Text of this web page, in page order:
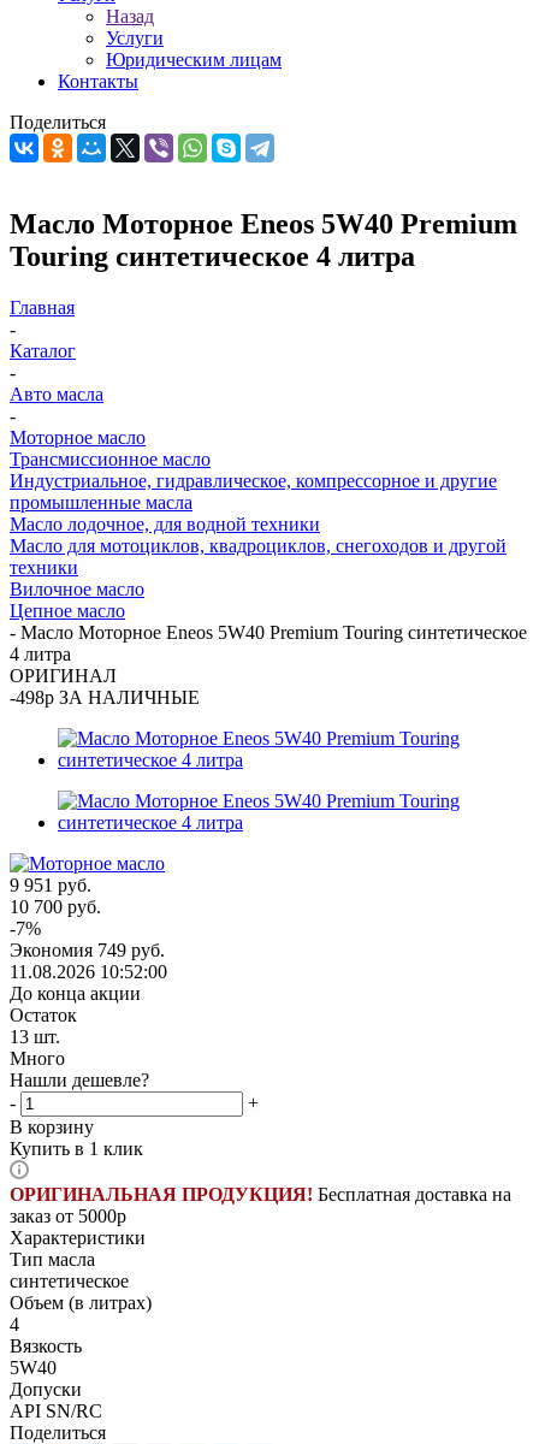
Назад
Услуги
Юридическим лицам
Контакты
Поделиться
Масло Моторное Eneos 5W40 Premium
Touring синтетическое 4 литра
Главная
-
Каталог
-
Авто масла
-
Моторное масло
Трансмиссионное масло
Индустриальное, гидравлическое, компрессорное и другие
промышленные масла
Масло лодочное, для водной техники
Масло для мотоциклов, квадроциклов, снегоходов и другой
техники
Вилочное масло
Цепное масло
- Масло Моторное Eneos 5W40 Premium Touring синтетическое
4 литра
ОРИГИНАЛ
-498р ЗА НАЛИЧНЫЕ
9 951 руб.
10 700 руб.
-7%
Экономия 749 руб.
11.08.2026 10:52:00
До конца акции
Остаток
13 шт.
Много
Нашли дешевле?
-
+
В корзину
Купить в 1 клик
ОРИГИНАЛЬНАЯ ПРОДУКЦИЯ! Бесплатная доставка на
заказ от 5000р
Характеристики
Тип масла
синтетическое
Объем (в литрах)
4
Вязкость
5W40
Допуски
API SN/RC
Поделиться